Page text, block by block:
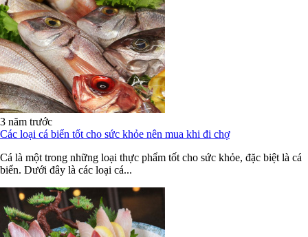
3 năm trước
Các loại cá biển tốt cho sức khỏe nên mua khi đi chợ
Cá là một trong những loại thực phẩm tốt cho sức khỏe, đặc biệt là cá
biển. Dưới đây là các loại cá...